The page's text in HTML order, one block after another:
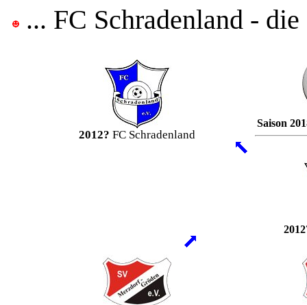
... FC Schradenland -
2012? FC Schradenland
Saison